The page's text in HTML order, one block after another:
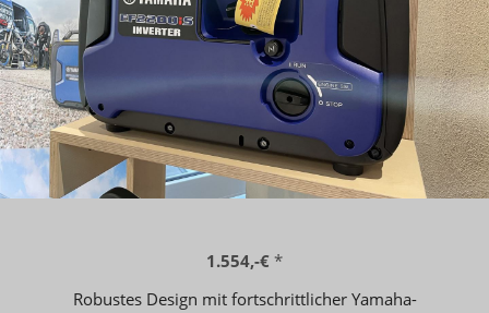
1.554,-€ *
Robustes Design mit fortschrittlicher Yamaha-